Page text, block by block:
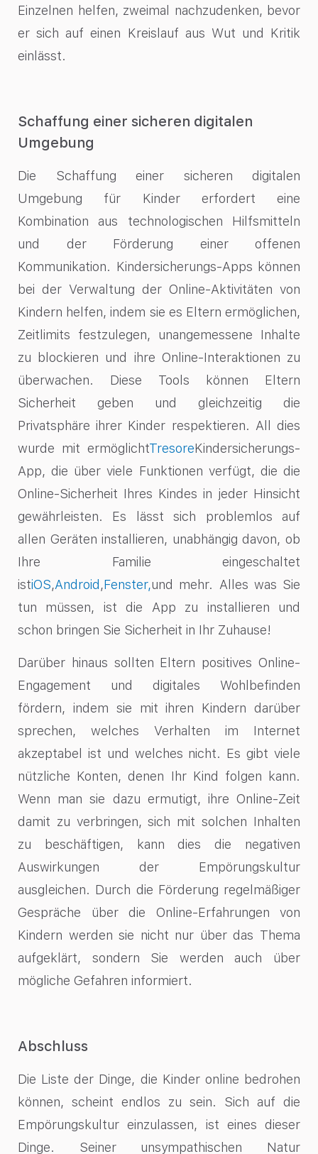
Einzelnen helfen, zweimal nachzudenken, bevor
er sich auf einen Kreislauf aus Wut und Kritik
einlässt.
Schaffung einer sicheren digitalen
Umgebung
Die Schaffung einer sicheren digitalen
Umgebung für Kinder erfordert eine
Kombination aus technologischen Hilfsmitteln
und der Förderung einer offenen
Kommunikation. Kindersicherungs-Apps können
bei der Verwaltung der Online-Aktivitäten von
Kindern helfen, indem sie es Eltern ermöglichen,
Zeitlimits festzulegen, unangemessene Inhalte
zu blockieren und ihre Online-Interaktionen zu
überwachen. Diese Tools können Eltern
Sicherheit geben und gleichzeitig die
Privatsphäre ihrer Kinder respektieren. All dies
wurde mit ermöglichtTresoreKindersicherungs-
App, die über viele Funktionen verfügt, die die
Online-Sicherheit Ihres Kindes in jeder Hinsicht
gewährleisten. Es lässt sich problemlos auf
allen Geräten installieren, unabhängig davon, ob
Ihre Familie eingeschaltet
istiOS,Android ,Fenster,und mehr. Alles was Sie
tun müssen, ist die App zu installieren und
schon bringen Sie Sicherheit in Ihr Zuhause!
Darüber hinaus sollten Eltern positives Online-
Engagement und digitales Wohlbefinden
fördern, indem sie mit ihren Kindern darüber
sprechen, welches Verhalten im Internet
akzeptabel ist und welches nicht. Es gibt viele
nützliche Konten, denen Ihr Kind folgen kann.
Wenn man sie dazu ermutigt, ihre Online-Zeit
damit zu verbringen, sich mit solchen Inhalten
zu beschäftigen, kann dies die negativen
Auswirkungen der Empörungskultur
ausgleichen. Durch die Förderung regelmäßiger
Gespräche über die Online-Erfahrungen von
Kindern werden sie nicht nur über das Thema
aufgeklärt, sondern Sie werden auch über
mögliche Gefahren informiert.
Abschluss
Die Liste der Dinge, die Kinder online bedrohen
können, scheint endlos zu sein. Sich auf die
Empörungskultur einzulassen, ist eines dieser
Dinge. Seiner unsympathischen Natur